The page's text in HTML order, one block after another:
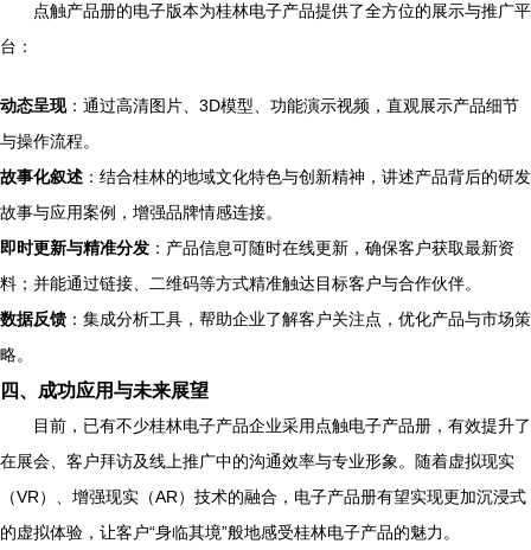
点触产品册的电子版本为桂林电子产品提供了全方位的展示与推广平
台：
动态呈现：通过高清图片、3D模型、功能演示视频，直观展示产品细节
与操作流程。
故事化叙述 ：结合桂林的地域文化特色与创新精神，讲述产品背后的研发
故事与应用案例，增强品牌情感连接。
即时更新与精准分发 ：产品信息可随时在线更新，确保客户获取最新资
料；并能通过链接、二维码等方式精准触达目标客户与合作伙伴。
数据反馈 ：集成分析工具，帮助企业了解客户关注点，优化产品与市场策
略。
四、成功应用与未来展望
目前，已有不少桂林电子产品企业采用点触电子产品册，有效提升了
在展会、客户拜访及线上推广中的沟通效率与专业形象。随着虚拟现实
（VR）、增强现实（AR）技术的融合，电子产品册有望实现更加沉浸式
的虚拟体验，让客户“身临其境”般地感受桂林电子产品的魅力。